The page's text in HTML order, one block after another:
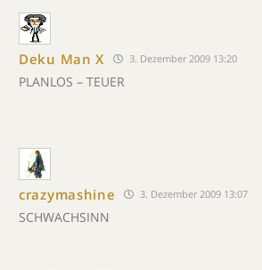
Deku Man X 3. Dezember 2009 13:20
PLANLOS – TEUER
crazymashine 3. Dezember 2009 13:07
SCHWACHSINN